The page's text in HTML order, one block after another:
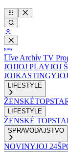
Live Archív TV
JOJJOJ PLAYJOJ
JOJKASTINGY
LIFESTYLE
ŽENSKÉ
LIFESTYLE
ŽENSKÉ
SPRAVODAJSTVO
NOVINYJOJ 24